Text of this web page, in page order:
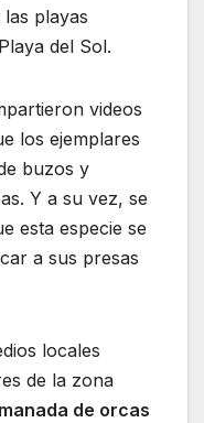
las playas
del Sol.
videos
los ejemplares
buzos y
Y a su vez, se
esta especie se
a sus presas
locales
de la zona
de orcas